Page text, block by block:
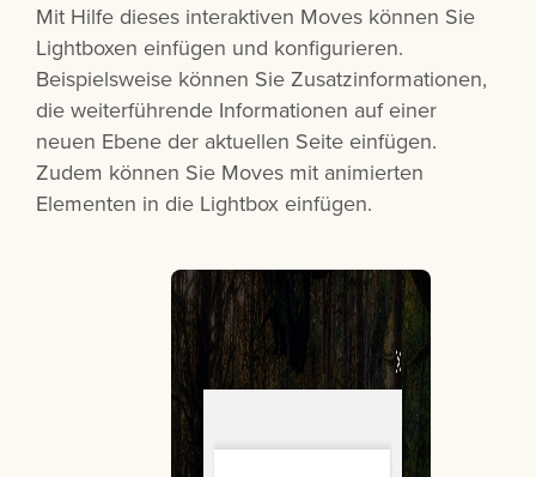
Mit Hilfe dieses interaktiven Moves können Sie
Lightboxen einfügen und konfigurieren.
Beispielsweise können Sie Zusatzinformationen,
die weiterführende Informationen auf einer
neuen Ebene der aktuellen Seite einfügen.
Zudem können Sie Moves mit animierten
Elementen in die Lightbox einfügen.